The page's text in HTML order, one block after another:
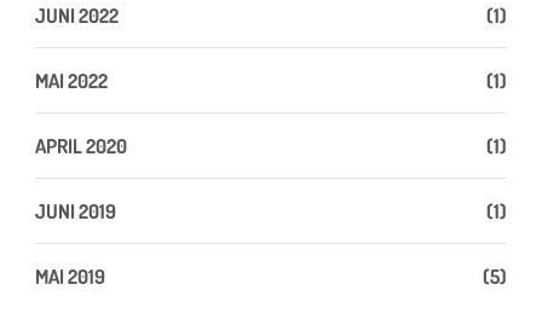
JUNI 2022 (1)
MAI 2022 (1)
APRIL 2020 (1)
JUNI 2019 (1)
MAI 2019 (5)